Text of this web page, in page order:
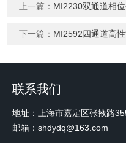
上一篇： MI2230双通道相
下一篇： MI2592四通道高
联系我们
地址：上海市嘉定区张掖路
邮箱：shdydq@163.com